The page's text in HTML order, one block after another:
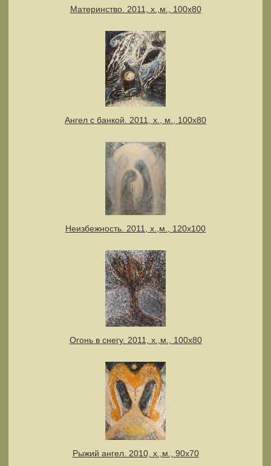
Материнство. 2011, х.,м., 100х80
Ангел с банкой. 2011, х., м., 100х80
Неизбежность. 2011, х.,м., 120х100
Огонь в снегу. 2011, х.,м., 100х80
Рыжий ангел. 2010, х.,м., 90х70